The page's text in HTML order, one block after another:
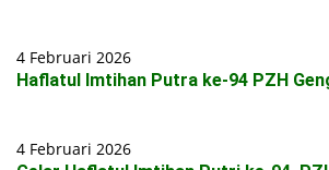
4 Februari 2026
Haflatul Imtihan Putra ke-94 PZH
4 Februari 2026